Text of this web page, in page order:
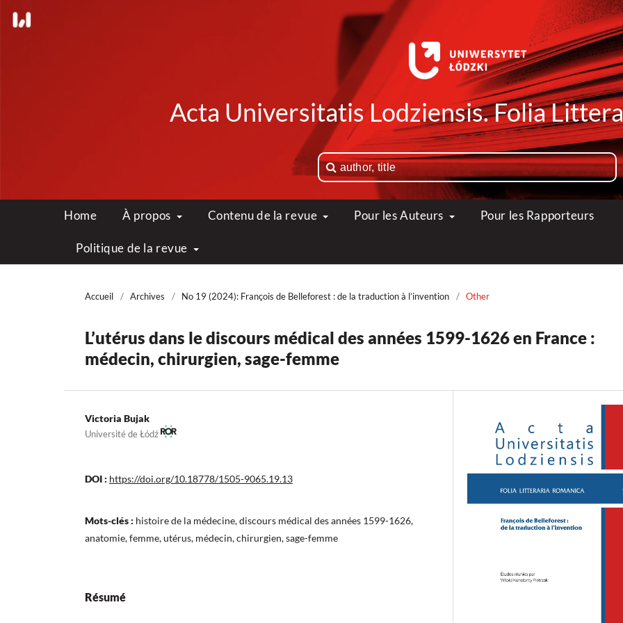
Acta Universitatis Lodziensis. Folia
Home À propos Contenu de la revue Pour les Auteurs Pour les Rapporteurs
Politique de la revue
Accueil / Archives / No 19 (2024): François de Belleforest : de la traduction à l’invention / Other
L’utérus dans le discours médical des années 1599-1626 en France :
médecin, chirurgien, sage-femme
Victoria Bujak
Université de Łódź
DOI : https://doi.org/10.18778/1505-9065.19.13
Mots-clés : histoire de la médecine, discours médical des années 1599-1626,
anatomie, femme, utérus, médecin, chirurgien, sage-femme
Résumé